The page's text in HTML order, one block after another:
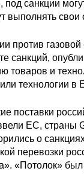
санкции
выполнять
газовой
санкций,
товаров и
технологии в
поставки
ЕС, страны
о
перевозки
«Потолок»